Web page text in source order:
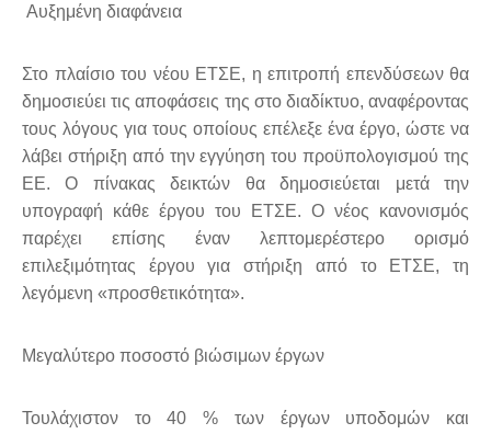
Αυξημένη διαφάνεια
Στο πλαίσιο του νέου ΕΤΣΕ, η επιτροπή επενδύσεων θα
δημοσιεύει τις αποφάσεις της στο διαδίκτυο, αναφέροντας
τους λόγους για τους οποίους επέλεξε ένα έργο, ώστε να
λάβει στήριξη από την εγγύηση του προϋπολογισμού της
ΕΕ. Ο πίνακας δεικτών θα δημοσιεύεται μετά την
υπογραφή κάθε έργου του ΕΤΣΕ. Ο νέος κανονισμός
παρέχει επίσης έναν λεπτομερέστερο ορισμό
επιλεξιμότητας έργου για στήριξη από το ΕΤΣΕ, τη
λεγόμενη «προσθετικότητα».
Μεγαλύτερο ποσοστό βιώσιμων έργων
Τουλάχιστον το 40 % των έργων υποδομών και